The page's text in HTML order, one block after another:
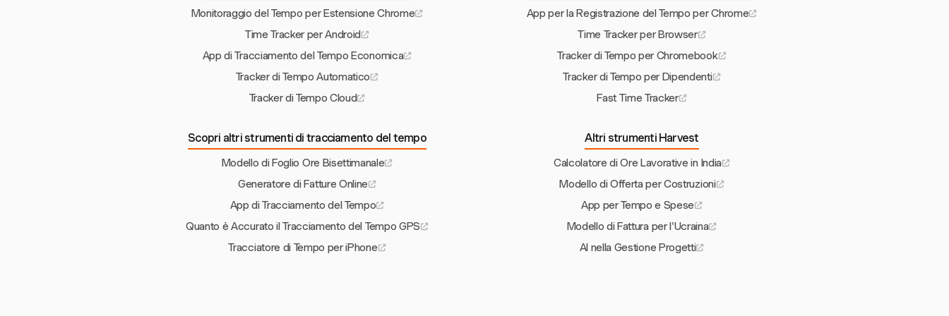
Monitoraggio del Tempo per Estensione Chrome
Time Tracker per Android
App di Tracciamento del Tempo Economica
Tracker di Tempo Automatico
Tracker di Tempo Cloud
App per la Registrazione del Tempo per Chrome
Time Tracker per Browser
Tracker di Tempo per Chromebook
Tracker di Tempo per Dipendenti
Fast Time Tracker
Scopri altri strumenti di tracciamento del tempo
Modello di Foglio Ore Bisettimanale
Generatore di Fatture Online
App di Tracciamento del Tempo
Quanto è Accurato il Tracciamento del Tempo GPS
Tracciatore di Tempo per iPhone
Altri strumenti Harvest
Calcolatore di Ore Lavorative in India
Modello di Offerta per Costruzioni
App per Tempo e Spese
Modello di Fattura per l'Ucraina
AI nella Gestione Progetti